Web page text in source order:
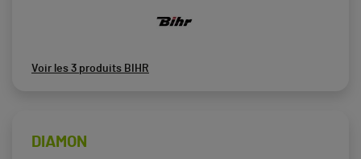
Voir les 3 produits BIHR
DIAMON